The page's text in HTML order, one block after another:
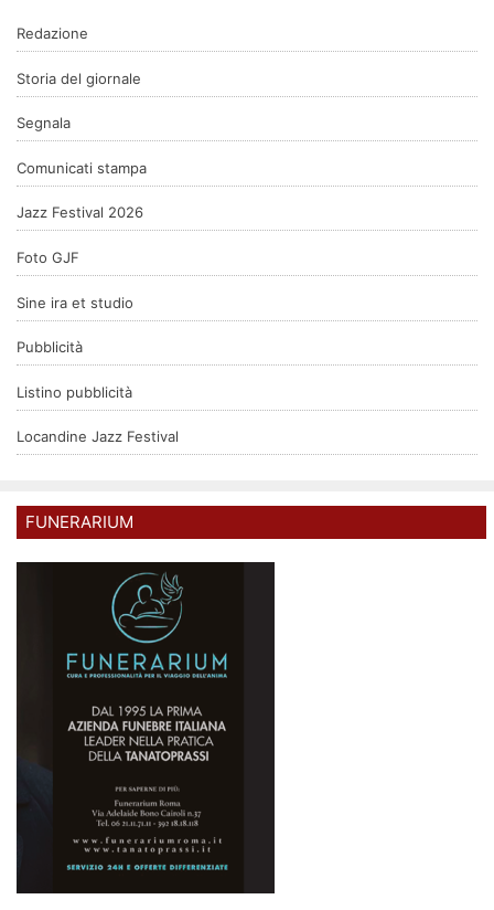
Redazione
Storia del giornale
Segnala
Comunicati stampa
Jazz Festival 2026
Foto GJF
Sine ira et studio
Pubblicità
Listino pubblicità
Locandine Jazz Festival
FUNERARIUM